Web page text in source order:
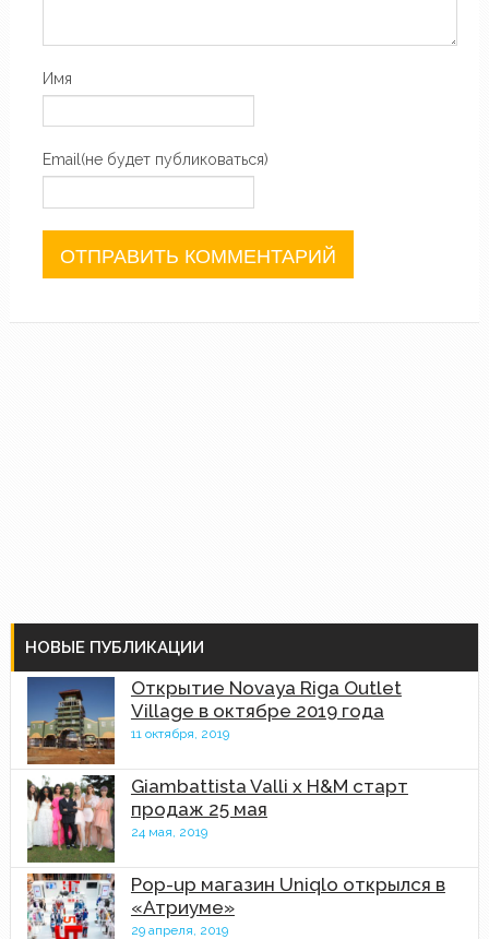
Имя
Email(не будет публиковаться)
НОВЫЕ ПУБЛИКАЦИИ
Открытие Novaya Riga Outlet
Village в октябре 2019 года
11 октября, 2019
Giambattista Valli x H&M старт
продаж 25 мая
24 мая, 2019
Pop-up магазин Uniqlo открылся в
«Атриуме»
29 апреля, 2019